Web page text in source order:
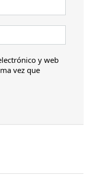
y web
vez que